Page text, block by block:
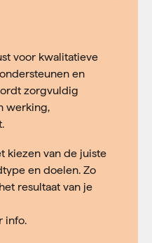
voor kwalitatieve
en
zorgvuldig
werking,
kiezen van de juiste
en doelen. Zo
resultaat van je
info.